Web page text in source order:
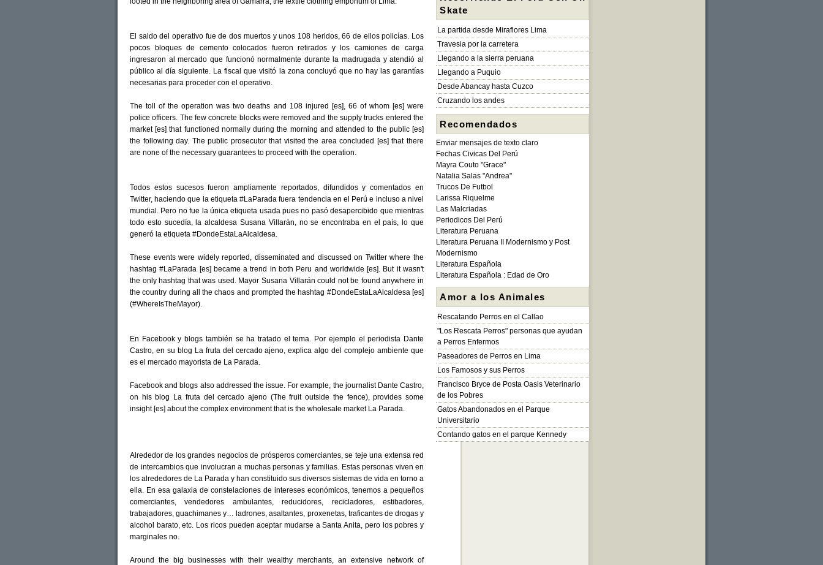
El saldo del operativo fue de dos muertos y unos 108 heridos, 66 de ellos policías. Los
pocos bloques de cemento colocados fueron retirados y los camiones de carga
ingresaron al mercado que funcionó normalmente durante la madrugada y atendió al
público al día siguiente. La fiscal que visitó la zona concluyó que no hay las garantías
necesarias para proceder con el operativo.
The toll of the operation was two deaths and 108 injured [es], 66 of whom [es] were
police officers. The few concrete blocks were removed and the supply trucks entered the
market [es] that functioned normally during the morning and attended to the public [es]
the following day. The public prosecutor that visited the area concluded [es] that there
are none of the necessary guarantees to proceed with the operation.
Todos estos sucesos fueron ampliamente reportados, difundidos y comentados en
Twitter, haciendo que la etiqueta #LaParada fuera tendencia en el Perú e incluso a nivel
mundial. Pero no fue la única etiqueta usada pues no pasó desapercibido que mientras
todo esto sucedía, la alcaldesa Susana Villarán, no se encontraba en el país, lo que
generó la etiqueta #DondeEstaLaAlcaldesa.
These events were widely reported, disseminated and discussed on Twitter where the
hashtag #LaParada [es] became a trend in both Peru and worldwide [es]. But it wasn't
the only hashtag that was used. Mayor Susana Villarán could not be found anywhere in
the country during all the chaos and prompted the hashtag #DondeEstaLaAlcaldesa [es]
(#WhereIsTheMayor).
En Facebook y blogs también se ha tratado el tema. Por ejemplo el periodista Dante
Castro, en su blog La fruta del cercado ajeno, explica algo del complejo ambiente que
es el mercado mayorista de La Parada.
Facebook and blogs also addressed the issue. For example, the journalist Dante Castro,
on his blog La fruta del cercado ajeno (The fruit outside the fence), provides some
insight [es] about the complex environment that is the wholesale market La Parada.
Alrededor de los grandes negocios de prósperos comerciantes, se teje una extensa red
de intercambios que involucran a muchas personas y familias. Estas personas viven en
los alrededores de La Parada y han constituido sus diversos sistemas de vida en torno a
ella. En esa galaxia de constelaciones de intereses económicos, tenemos a pequeños
comerciantes, vendedores ambulantes, reducidores, recicladores, estibadores,
trabajadores, guachimanes y… ladrones, asaltantes, proxenetas, traficantes de drogas y
alcohol barato, etc. Los ricos pueden aceptar mudarse a Santa Anita, pero los pobres y
marginales no.
Around the big businesses with their wealthy merchants, an extensive network of
Skate
La partida desde Miraflores Lima
Travesia por la carretera
Llegando a la sierra peruana
Llegando a Puquio
Desde Abancay hasta Cuzco
Cruzando los andes
Recomendados
Enviar mensajes de texto claro
Fechas Civicas Del Perú
Mayra Couto "Grace"
Natalia Salas "Andrea"
Trucos De Futbol
Larissa Riquelme
Las Malcriadas
Periodicos Del Perú
Literatura Peruana
Literatura Peruana II Modernismo y Post
Modernismo
Literatura Española
Literatura Española : Edad de Oro
Amor a los Animales
Rescatando Perros en el Callao
"Los Rescata Perros" personas que ayudan
a Perros Enfermos
Paseadores de Perros en Lima
Los Famosos y sus Perros
Francisco Bryce de Posta Oasis Veterinario
de los Pobres
Gatos Abandonados en el Parque
Universitario
Contando gatos en el parque Kennedy